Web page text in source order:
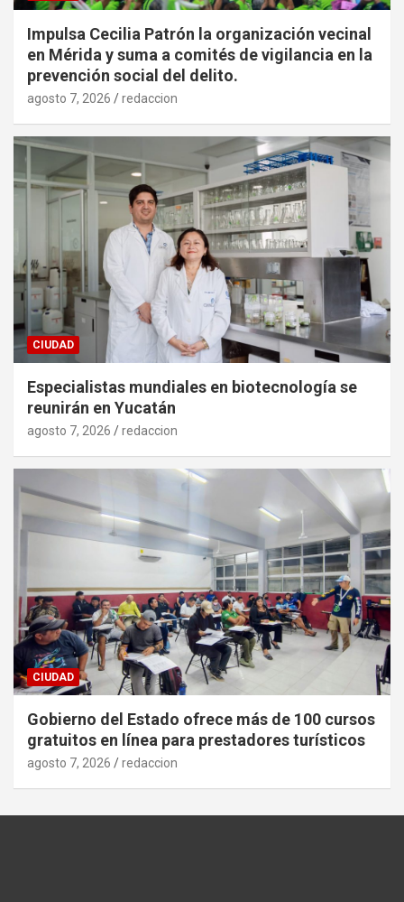
Impulsa Cecilia Patrón la organización vecinal
en Mérida y suma a comités de vigilancia en la
prevención social del delito.
agosto 7, 2026 redaccion
CIUDAD
Especialistas mundiales en biotecnología se
reunirán en Yucatán
agosto 7, 2026 redaccion
CIUDAD
Gobierno del Estado ofrece más de 100 cursos
gratuitos en línea para prestadores turísticos
agosto 7, 2026 redaccion